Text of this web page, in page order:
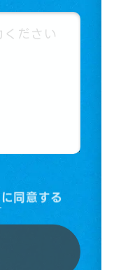
に同意する